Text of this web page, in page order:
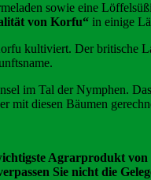
sowie eine
von Korfu“ in einige
kultiviert. Der britische
im Tal der Nymphen.
diesen Bäumen
Agrarprodukt
Sie nicht die